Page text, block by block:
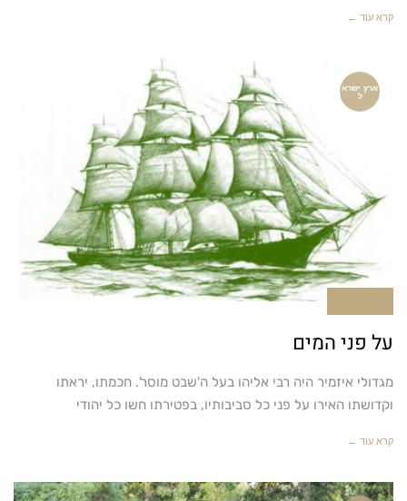
קרא עוד ←
ארץ ישרא
ל
על פני המים
מגדולי איזמיר היה רבי אליהו בעל ה'שבט מוסר'. חכמתו, יראתו
וקדושתו האירו על פני כל סביבותיו, בפטירתו חשו כל יהודי
קרא עוד ←